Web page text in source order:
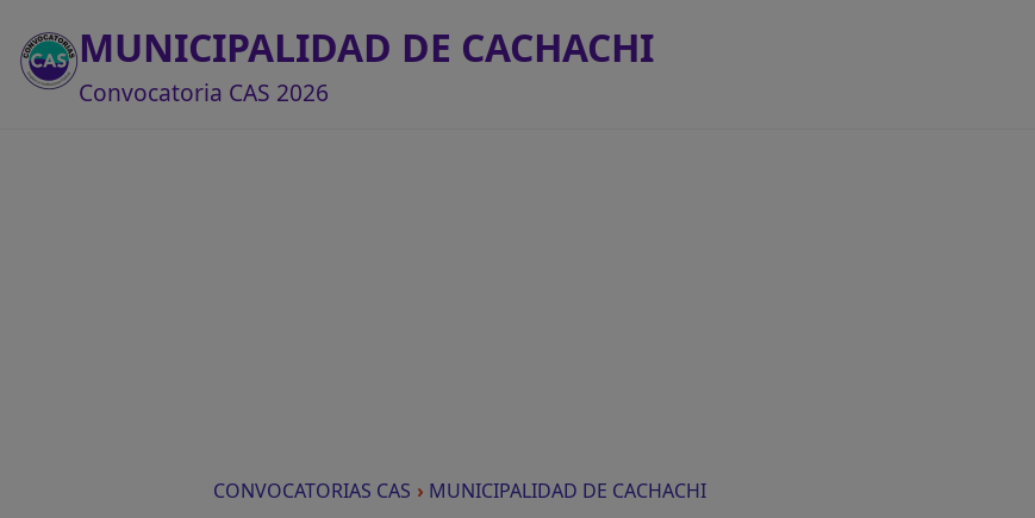
MUNICIPALIDAD DE CACHACHI
Convocatoria CAS 2026
CONVOCATORIAS CAS › MUNICIPALIDAD DE CACHACHI